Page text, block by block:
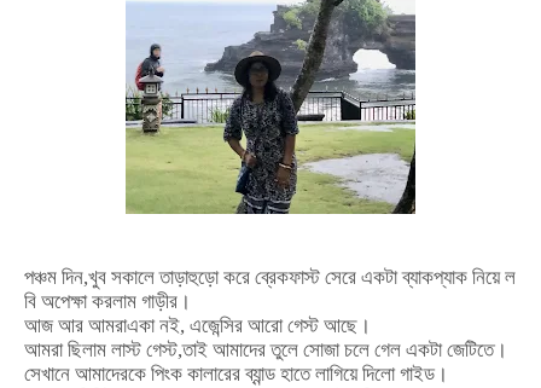
পঞ্চম দিন,খুব সকালে তাড়াহুড়ো করে ব্রেকফাস্ট সেরে একটা ব্যাকপ্যাক নিয়ে ল
বি অপেক্ষা করলাম গাড়ীর।
আজ আর আমরাএকা নই, এজেন্সির আরো গেস্ট আছে।
আমরা ছিলাম লাস্ট গেস্ট,তাই আমাদের তুলে সোজা চলে গেল একটা জেটিতে।
সেখানে আমাদেরকে পিংক কালারের ব্যান্ড হাতে লাগিয়ে দিলো গাইড।